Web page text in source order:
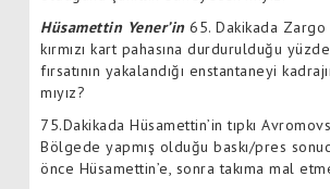
Hüsamettin Yener’in65. Dakikada Zargo
kırmızı kart pahasına durdurulduğu
fırsatının yakalandığı enstantaneyi
mıyız?
75.Dakikada Hüsamettin’in tıpkı
Bölgede yapmış olduğu baskı/pres
önce Hüsamettin’e, sonra takıma mal